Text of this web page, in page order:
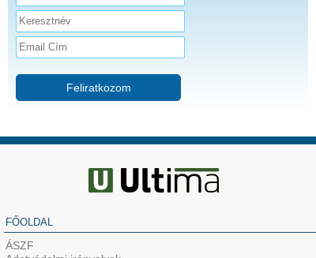
Feliratkozom
FŐOLDAL
ÁSZF